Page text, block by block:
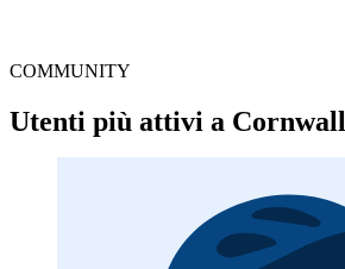
COMMUNITY
Utenti più attivi a Cornwall